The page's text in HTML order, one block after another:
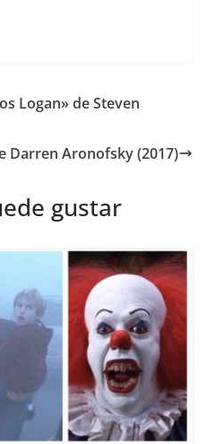
Logan» de Steven
Darren Aronofsky (2017)
gustar